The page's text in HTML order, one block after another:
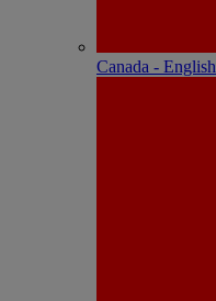
Canada - English